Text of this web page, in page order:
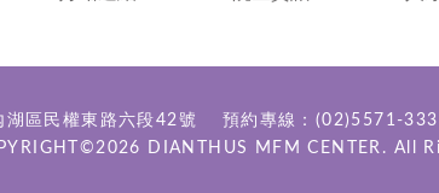
湖區民權東路六段42號 預約專線： (02)5571-
DIANTHUS MFM CENTER. All